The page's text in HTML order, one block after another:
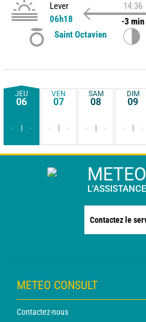
Lever
06h18
14:36
-3 min
Saint Octavien
JEU
06
- -
VEN
07
- -
SAM
08
- -
DIM
09
- -
METEO
L'ASSISTANCE
Contactez le
METEO CONSULT
Contactez-nous